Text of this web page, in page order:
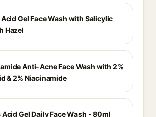
Gel Face Wash with Salicylic
Hazel
Anti-Acne Face Wash with 2%
& 2% Niacinamide
Gel Daily Face Wash - 80ml